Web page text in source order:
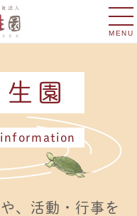
MENU
園
information
、活動・行事を